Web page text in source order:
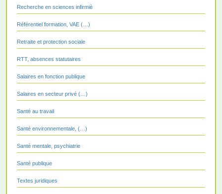
Recherche en sciences infirmiè
Référentiel formation, VAE (…)
Retraite et protection sociale
RTT, absences statutaires
Salaires en fonction publique
Salaires en secteur privé (…)
Santé au travail
Santé environnementale, (…)
Santé mentale, psychiatrie
Santé publique
Textes juridiques